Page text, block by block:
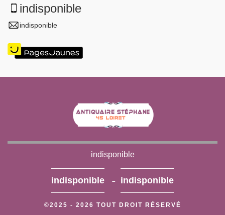
indisponible
indisponible
indisponible
indisponible - indisponible
©2025 - 2026 TOUT DROIT RÉSERVÉ